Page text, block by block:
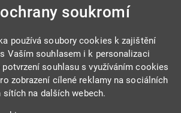
s.r.o.
soukromí
používá soubory cookies k zajištění
Vaším souhlasem i k personalizaci
souhlasu s využíváním cookies
zobrazení cílené reklamy na sociálních
na dalších webech.